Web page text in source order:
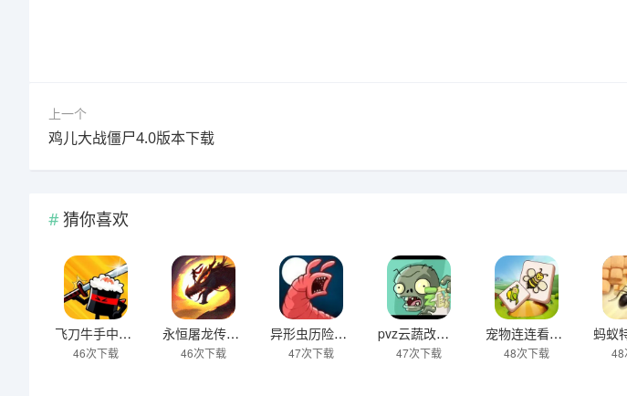
上一个
鸡儿大战僵尸4.0版本下载
猜你喜欢
飞刀牛手中文版下载
46次下载
永恒屠龙传奇大极品游戏下载
46次下载
异形虫历险记2下载
47次下载
pvz云蔬改版下载
47次下载
宠物连连看之星星消灭下载
48次下载 48